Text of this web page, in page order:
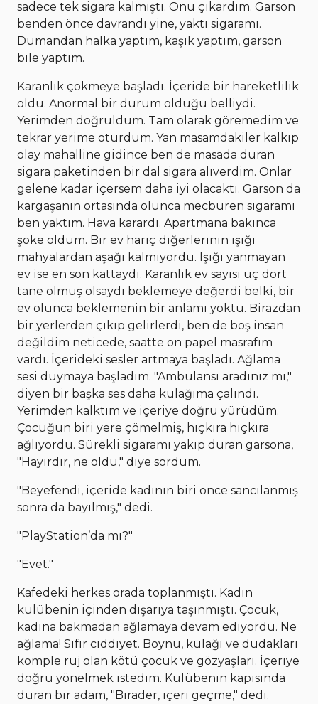
sadece tek sigara kalmıştı. Onu çıkardım. Garson
benden önce davrandı yine, yaktı sigaramı.
Dumandan halka yaptım, kaşık yaptım, garson
bile yaptım.
Karanlık çökmeye başladı. İçeride bir hareketlilik
oldu. Anormal bir durum olduğu belliydi.
Yerimden doğruldum. Tam olarak göremedim ve
tekrar yerime oturdum. Yan masamdakiler kalkıp
olay mahalline gidince ben de masada duran
sigara paketinden bir dal sigara alıverdim. Onlar
gelene kadar içersem daha iyi olacaktı. Garson da
kargaşanın ortasında olunca mecburen sigaramı
ben yaktım. Hava karardı. Apartmana bakınca
şoke oldum. Bir ev hariç diğerlerinin ışığı
mahyalardan aşağı kalmıyordu. Işığı yanmayan
ev ise en son kattaydı. Karanlık ev sayısı üç dört
tane olmuş olsaydı beklemeye değerdi belki, bir
ev olunca beklemenin bir anlamı yoktu. Birazdan
bir yerlerden çıkıp gelirlerdi, ben de boş insan
değildim neticede, saatte on papel masrafım
vardı. İçerideki sesler artmaya başladı. Ağlama
sesi duymaya başladım. "Ambulansı aradınız mı,"
diyen bir başka ses daha kulağıma çalındı.
Yerimden kalktım ve içeriye doğru yürüdüm.
Çocuğun biri yere çömelmiş, hıçkıra hıçkıra
ağlıyordu. Sürekli sigaramı yakıp duran garsona,
"Hayırdır, ne oldu," diye sordum.
"Beyefendi, içeride kadının biri önce sancılanmış
sonra da bayılmış," dedi.
"PlayStation’da mı?"
"Evet."
Kafedeki herkes orada toplanmıştı. Kadın
kulübenin içinden dışarıya taşınmıştı. Çocuk,
kadına bakmadan ağlamaya devam ediyordu. Ne
ağlama! Sıfır ciddiyet. Boynu, kulağı ve dudakları
komple ruj olan kötü çocuk ve gözyaşları. İçeriye
doğru yönelmek istedim. Kulübenin kapısında
duran bir adam, "Birader, içeri geçme," dedi.